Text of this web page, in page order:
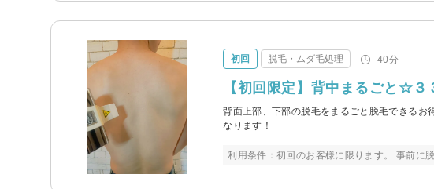
初回 脱毛・ムダ毛処理 40分
【初回限定】背中まるごと☆３
背面上部、下部の脱毛をまるごと脱毛できる
なります！
利用条件：初回のお客様に限ります。 事前に